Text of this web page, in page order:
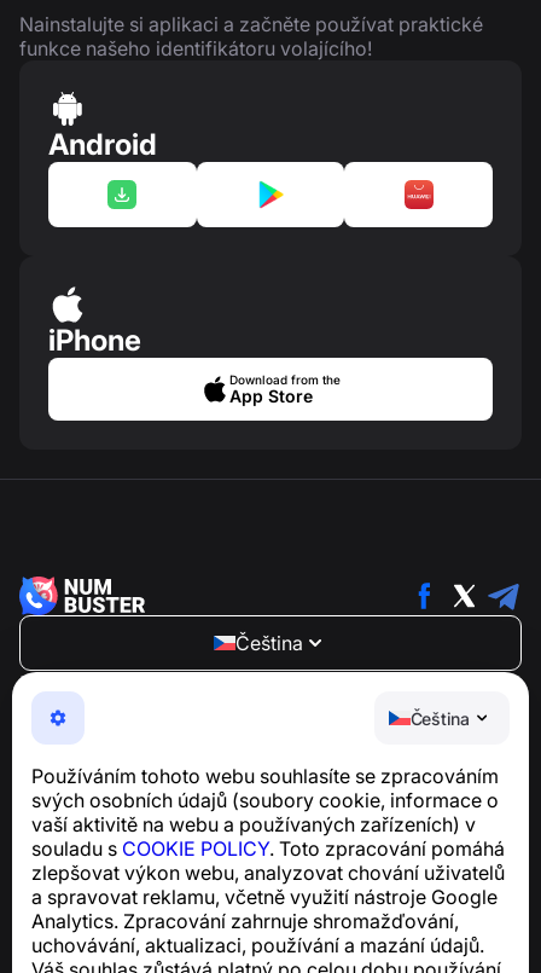
Čeština
Používáním tohoto webu souhlasíte se zpracováním
svých osobních údajů (soubory cookie, informace o
vaší aktivitě na webu a používaných zařízeních) v
souladu s COOKIE POLICY. Toto zpracování pomáhá
zlepšovat výkon webu, analyzovat chování uživatelů
a spravovat reklamu, včetně využití nástroje Google
Analytics. Zpracování zahrnuje shromažďování,
uchovávání, aktualizaci, používání a mazání údajů.
Nainstalujte si aplikaci a začněte používat praktické
funkce našeho identifikátoru volajícího!
Android
iPhone
Download from the
App Store
Čeština
NumBuster © 2013—2026 ·
Snadno použitelná aplikace, která vás chrání před
telefonními podvody, spamem a nevyžádanými
Pro dotazy týkající se souladu s GDPR:
support@numbuster.com
Centrum nápovědy
Zprávy a články
O projektu
Kontakty